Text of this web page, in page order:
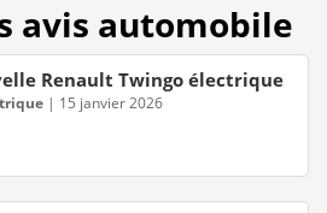
avis automobile
Renault Twingo électrique
| 15 janvier 2026